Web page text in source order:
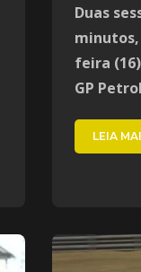
Duas
feira
GP
LEIA